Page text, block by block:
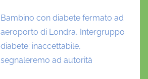
Bambino con diabete fermato ad
aeroporto di Londra, Intergruppo
diabete: inaccettabile,
segnaleremo ad autorità